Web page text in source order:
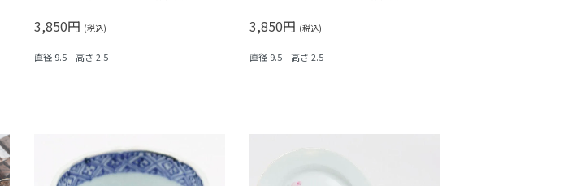
3,850円 (税込)
直径 9.5 高さ 2.5
3,850円 (税込)
直径 9.5 高さ 2.5